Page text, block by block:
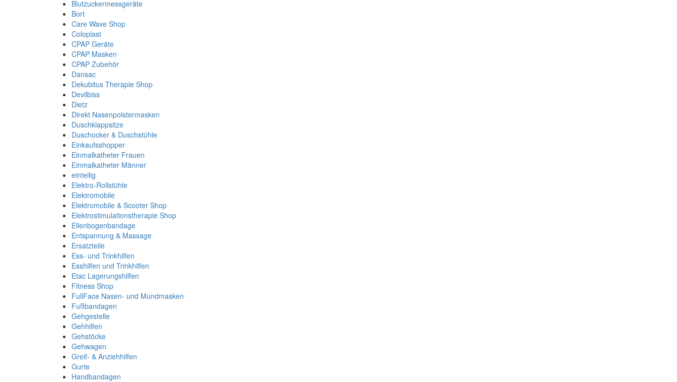
Blutzuckermessgeräte
Bort
Care Wave Shop
Coloplast
CPAP Geräte
CPAP Masken
CPAP Zubehör
Dansac
Dekubitus Therapie Shop
Devilbiss
Dietz
Direkt Nasenpolstermasken
Duschklappsitze
Duschocker & Duschstühle
Einkaufsshopper
Einmalkatheter Frauen
Einmalkatheter Männer
einteilig
Elektro-Rollstühle
Elektromobile
Elektromobile & Scooter Shop
Elektrostimulationstherapie Shop
Ellenbogenbandage
Entspannung & Massage
Ersatzteile
Ess- und Trinkhilfen
Esshilfen und Trinkhilfen
Etac Lagerungshilfen
Fitness Shop
FullFace Nasen- und Mundmasken
Fußbandagen
Gehgestelle
Gehhilfen
Gehstöcke
Gehwagen
Greif- & Anziehhilfen
Gurte
Handbandagen